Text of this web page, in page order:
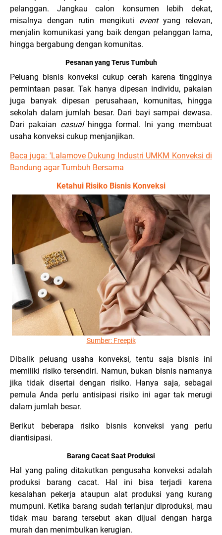
pelanggan. Jangkau calon konsumen lebih dekat,
misalnya dengan rutin mengikuti eventyang relevan,
menjalin komunikasi yang baik dengan pelanggan lama,
hingga bergabung dengan komunitas.
Pesanan yang Terus Tumbuh
Peluang bisnis konveksi cukup cerah karena tingginya
permintaan pasar. Tak hanya dipesan individu, pakaian
juga banyak dipesan perusahaan, komunitas, hingga
sekolah dalam jumlah besar. Dari bayi sampai dewasa.
Dari pakaian casual hingga formal. Ini yang membuat
usaha konveksi cukup menjanjikan.
Baca juga: 'Lalamove Dukung Industri UMKM Konveksi di
Bandung agar Tumbuh Bersama
Ketahui Risiko Bisnis Konveksi
Sumber: Freepik
Dibalik peluang usaha konveksi, tentu saja bisnis ini
memiliki risiko tersendiri. Namun, bukan bisnis namanya
jika tidak disertai dengan risiko. Hanya saja, sebagai
pemula Anda perlu antisipasi risiko ini agar tak merugi
dalam jumlah besar.
Berikut beberapa risiko bisnis konveksi yang perlu
diantisipasi.
Barang Cacat Saat Produksi
Hal yang paling ditakutkan pengusaha konveksi adalah
produksi barang cacat. Hal ini bisa terjadi karena
kesalahan pekerja ataupun alat produksi yang kurang
mumpuni. Ketika barang sudah terlanjur diproduksi, mau
tidak mau barang tersebut akan dijual dengan harga
murah dan menimbulkan kerugian.